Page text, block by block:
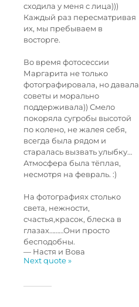
сходила у меня с лица)))
Каждый раз пересматривая
их, мы пребываем в
восторге.
Во время фотосессии
Маргарита не только
фотографировала, но давала
советы и морально
поддерживала)) Смело
покоряла сугробы высотой
по колено, не жалея себя,
всегда была рядом и
старалась вызвать улыбку…
Атмосфера была тёплая,
несмотря на февраль. :)
На фотографиях столько
света, нежности,
счастья,красок, блеска в
глазах………Они просто
бесподобны.
— Настя и Вова
Next quote »